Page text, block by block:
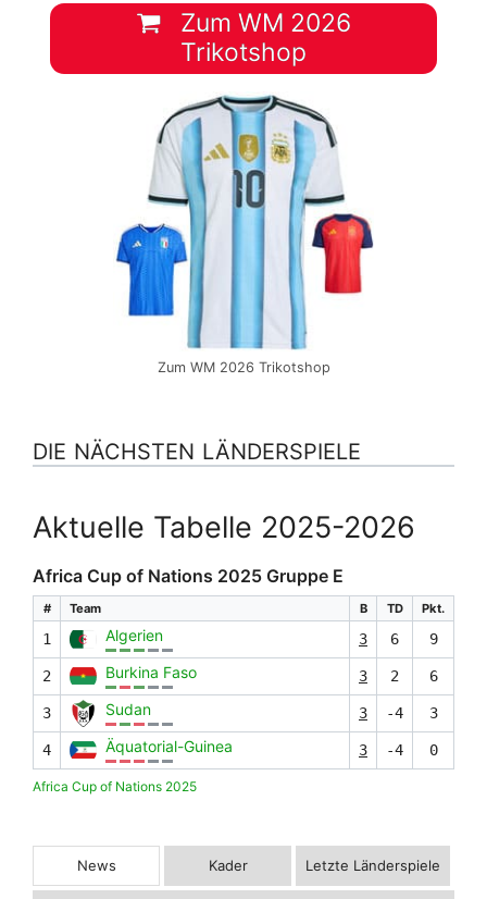
Zum WM 2026
Trikotshop
Zum WM 2026 Trikotshop
DIE NÄCHSTEN LÄNDERSPIELE
Aktuelle Tabelle 2025-2026
Africa Cup of Nations 2025 Gruppe E
# Team B TD Pkt.
1 Algerien 3 6 9
2 Burkina Faso 3 2 6
3 Sudan 3 -4 3
4 Äquatorial-Guinea 3 -4 0
Africa Cup of Nations 2025
News Kader Letzte Länderspiele